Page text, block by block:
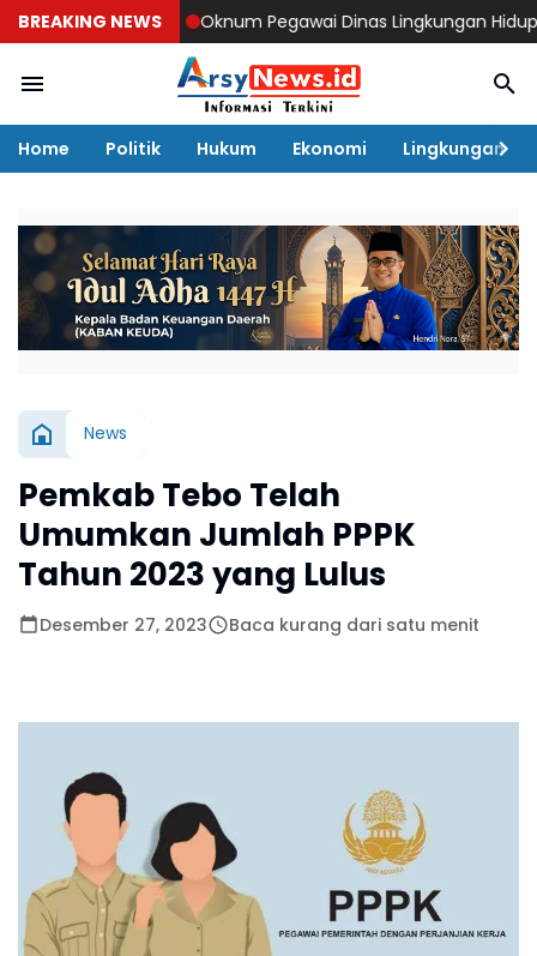
BREAKING NEWSOknum Pegawai Dinas Lingkungan Hidup Tebo
Home Politik Hukum Ekonomi Lingkungan
News
Pemkab Tebo Telah
Umumkan Jumlah PPPK
Tahun 2023 yang Lulus
Desember 27, 2023 Baca kurang dari satu menit